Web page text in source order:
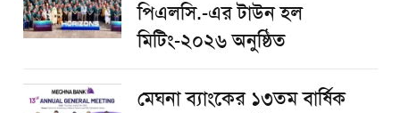
পিএলসি.-এর টাউন হল
মিটিং-২০২৬ অনুষ্ঠিত
মেঘনা ব্যাংকের ১৩তম বার্ষিক